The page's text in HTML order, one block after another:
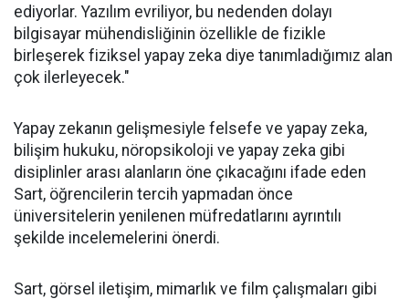
ediyorlar. Yazılım evriliyor, bu nedenden dolayı
bilgisayar mühendisliğinin özellikle de fizikle
birleşerek fiziksel yapay zeka diye tanımladığımız alan
çok ilerleyecek."
Yapay zekanın gelişmesiyle felsefe ve yapay zeka,
bilişim hukuku, nöropsikoloji ve yapay zeka gibi
disiplinler arası alanların öne çıkacağını ifade eden
Sart, öğrencilerin tercih yapmadan önce
üniversitelerin yenilenen müfredatlarını ayrıntılı
şekilde incelemelerini önerdi.
Sart, görsel iletişim, mimarlık ve film çalışmaları gibi